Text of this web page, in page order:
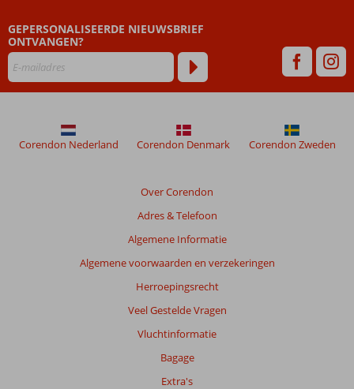
48
maanden
meer
de
GEPERSONALISEERDE NIEUWSBRIEF
ONTVANGEN?
Over Corendon
Adres & Telefoon
Algemene Informatie
Algemene voorwaarden en verzekeringen
Herroepingsrecht
Veel Gestelde Vragen
Vluchtinformatie
Bagage
Extra's
Corendon Nederland Corendon Denmark Corendon Zweden